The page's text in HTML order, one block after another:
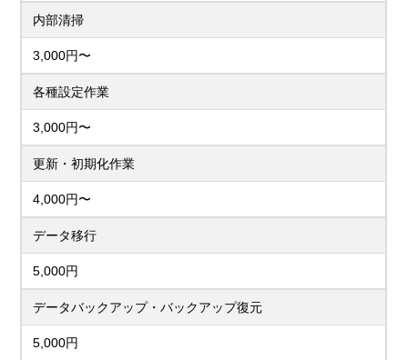
内部清掃
3,000円〜
各種設定作業
3,000円〜
更新・初期化作業
4,000円〜
データ移行
5,000円
データバックアップ・バックアップ復元
5,000円